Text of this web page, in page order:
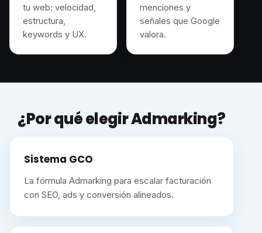
tu web: velocidad,
estructura,
keywords y UX.
menciones y
señales que Google
valora.
¿Por qué elegir Admarking?
Sistema GCO
La fórmula Admarking para escalar facturación
con SEO, ads y conversión alineados.